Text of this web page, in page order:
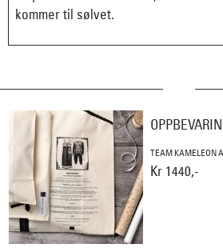
kommer til sølvet.
TEAM KAMELEON
Kr 1440,-